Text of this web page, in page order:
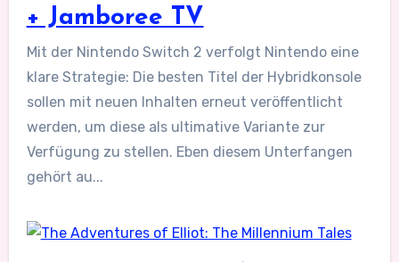
+ Jamboree TV
Mit der Nintendo Switch 2 verfolgt Nintendo eine
klare Strategie: Die besten Titel der Hybridkonsole
sollen mit neuen Inhalten erneut veröffentlicht
werden, um diese als ultimative Variante zur
Verfügung zu stellen. Eben diesem Unterfangen
gehört au...